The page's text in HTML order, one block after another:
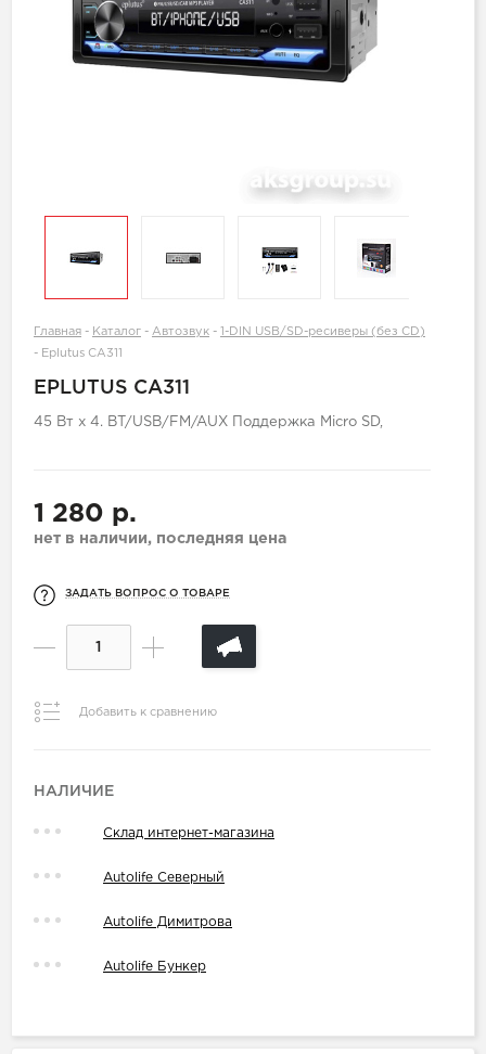
Главная - Каталог - Автозвук -
1-DIN USB/SD-ресиверы (без CD)
- Eplutus CA311
EPLUTUS CA311
45 Вт х 4. BT/USB/FM/AUX Поддержка Micro SD,
1 280 р.
нет в наличии, последняя цена
ЗАДАТЬ ВОПРОС О ТОВАРЕ
Добавить к сравнению
НАЛИЧИЕ
Склад интернет-магазина
Autolife Северный
Autolife Димитрова
Autolife Бункер